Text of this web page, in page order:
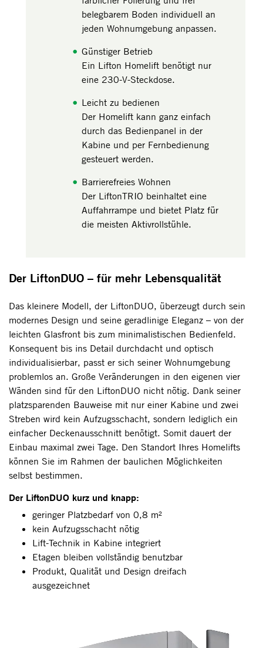
belegbarem Boden individuell an
jeden Wohnumgebung anpassen.
Günstiger Betrieb
Ein Lifton Homelift benötigt nur
eine 230-V-Steckdose.
Leicht zu bedienen
Der Homelift kann ganz einfach
durch das Bedienpanel in der
Kabine und per Fernbedienung
gesteuert werden.
Barrierefreies Wohnen
Der LiftonTRIO beinhaltet eine
Auffahrrampe und bietet Platz für
die meisten Aktivrollstühle.
Der LiftonDUO – für mehr Lebensqualität
Das kleinere Modell, der LiftonDUO, überzeugt durch sein
modernes Design und seine geradlinige Eleganz – von der
leichten Glasfront bis zum minimalistischen Bedienfeld.
Konsequent bis ins Detail durchdacht und optisch
individualisierbar, passt er sich seiner Wohnumgebung
problemlos an. Große Veränderungen in den eigenen vier
Wänden sind für den LiftonDUO nicht nötig. Dank seiner
platzsparenden Bauweise mit nur einer Kabine und zwei
Streben wird kein Aufzugsschacht, sondern lediglich ein
einfacher Deckenausschnitt benötigt. Somit dauert der
Einbau maximal zwei Tage. Den Standort Ihres Homelifts
können Sie im Rahmen der baulichen Möglichkeiten
selbst bestimmen.
Der LiftonDUO kurz und knapp:
geringer Platzbedarf von 0,8 m²
kein Aufzugsschacht nötig
Lift-Technik in Kabine integriert
Etagen bleiben vollständig benutzbar
Produkt, Qualität und Design dreifach
ausgezeichnet